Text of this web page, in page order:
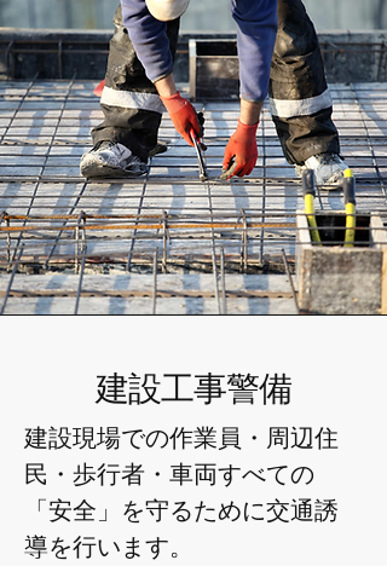
建設工事警備
建設現場での作業員・周辺住
民・歩行者・車両すべての
「安全」を守るために交通誘
導を行います。